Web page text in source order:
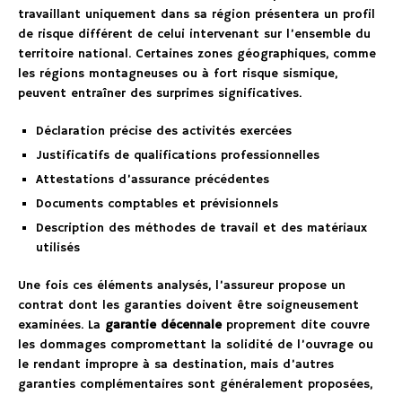
travaillant uniquement dans sa région présentera un profil
de risque différent de celui intervenant sur l’ensemble du
territoire national. Certaines zones géographiques, comme
les régions montagneuses ou à fort risque sismique,
peuvent entraîner des surprimes significatives.
Déclaration précise des activités exercées
Justificatifs de qualifications professionnelles
Attestations d’assurance précédentes
Documents comptables et prévisionnels
Description des méthodes de travail et des matériaux
utilisés
Une fois ces éléments analysés, l’assureur propose un
contrat dont les garanties doivent être soigneusement
examinées. La garantie décennaleproprement dite couvre
les dommages compromettant la solidité de l’ouvrage ou
le rendant impropre à sa destination, mais d’autres
garanties complémentaires sont généralement proposées,